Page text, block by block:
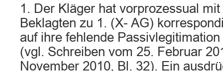
1. Der Kläger hat vorprozessual
Beklagten zu 1. (X- AG)
auf ihre fehlende
(vgl. Schreiben vom 25. Februar
November 2010, Bl. 32). Ein